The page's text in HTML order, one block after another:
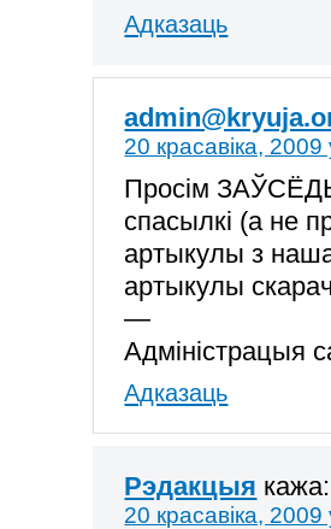
Адказаць
20 красавіка,
Просім
спасылкі (а не
артыкулы з
артыкулы
—
Адміністрацыя
Адказаць
Рэдакцыя кажа:
20 красавіка,